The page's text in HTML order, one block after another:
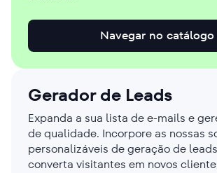
Navegar no catálogo
Gerador de Leads
Expanda a sua lista de e-mails e
de qualidade. Incorpore as nossas
personalizáveis de geração de
converta visitantes em novos